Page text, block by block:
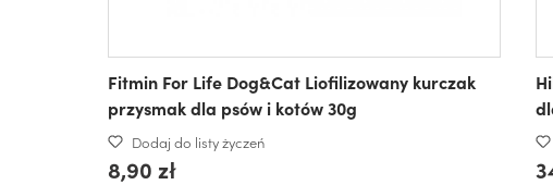
Fitmin For Life Dog&Cat Liofilizowany kurczak
przysmak dla psów i kotów 30g
Dodaj do listy życzeń
8,90 zł